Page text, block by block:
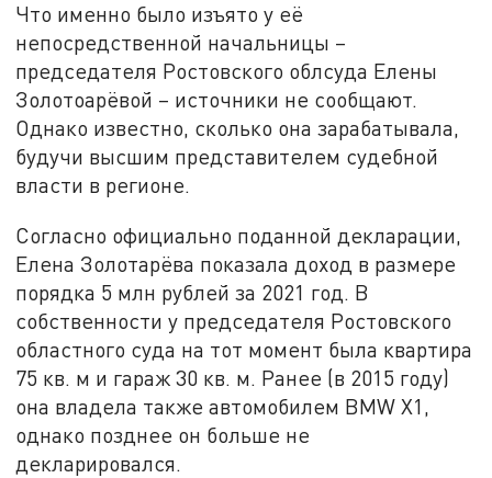
Что именно было изъято у её
непосредственной начальницы –
председателя Ростовского облсуда Елены
Золотоарёвой – источники не сообщают.
Однако известно, сколько она зарабатывала,
будучи высшим представителем судебной
власти в регионе.
Согласно официально поданной декларации,
Елена Золотарёва показала доход в размере
порядка 5 млн рублей за 2021 год. В
собственности у председателя Ростовского
областного суда на тот момент была квартира
75 кв. м и гараж 30 кв. м. Ранее (в 2015 году)
она владела также автомобилем BMW X1,
однако позднее он больше не
декларировался.